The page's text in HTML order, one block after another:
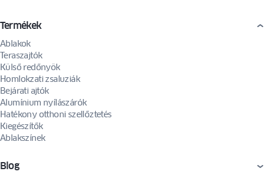
Termékek
Ablakok
Teraszajtók
Külső redőnyök
Homlokzati zsaluziák
Bejárati ajtók
Alumínium nyílászárók
Hatékony otthoni szellőztetés
Kiegészítők
Ablakszínek
Blog